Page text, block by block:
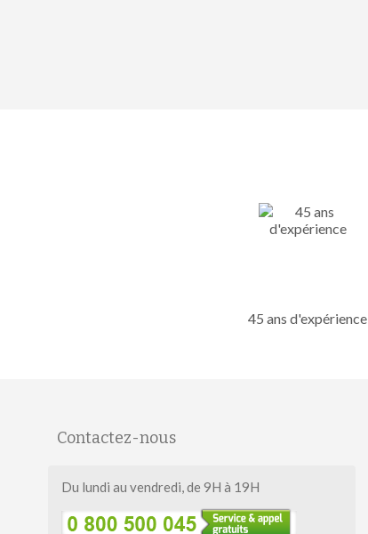
45 ans d'expérience
Contactez-nous
Du lundi au vendredi, de 9H à 19H
Salut c'est nous...